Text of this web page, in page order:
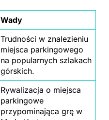
Wady
Trudności w znalezieniu
miejsca parkingowego
na popularnych szlakach
górskich.
Rywalizacja o miejsca
parkingowe
przypominająca grę w